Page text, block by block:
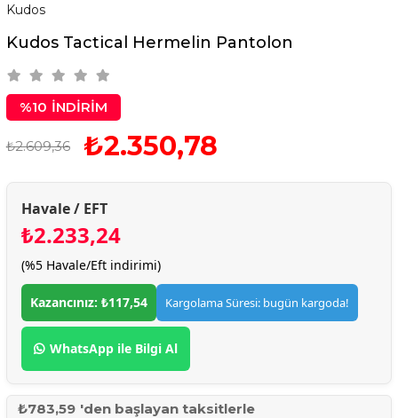
Kudos
Kudos Tactical Hermelin Pantolon
%10 İNDIRIM
₺2.609,36 ₺2.350,78
Havale / EFT
₺2.233,24
(%5 Havale/Eft indirimi)
Kazancınız: ₺117,54 Kargolama Süresi: bugün kargoda!
WhatsApp ile Bilgi Al
₺783,59 'den başlayan taksitlerle